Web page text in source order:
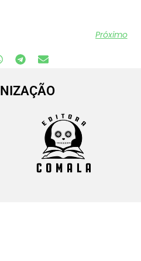
Próximo